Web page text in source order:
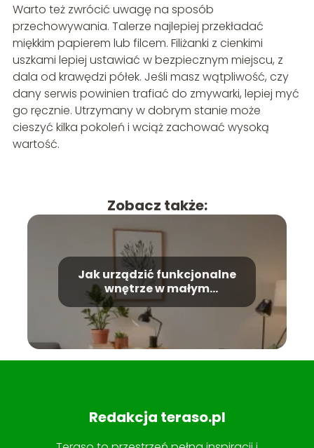
Warto też zwrócić uwagę na sposób
przechowywania. Talerze najlepiej przekładać
miękkim papierem lub filcem. Filiżanki z cienkimi
uszkami lepiej ustawiać w bezpiecznym miejscu, z
dala od krawędzi półek. Jeśli masz wątpliwość, czy
dany serwis powinien trafiać do zmywarki, lepiej myć
go ręcznie. Utrzymany w dobrym stanie może
cieszyć kilka pokoleń i wciąż zachować wysoką
wartość.
Zobacz także:
Jak urządzić funkcjonalne
wnętrze w małym
mieszkaniu?
Redakcja teraso.pl